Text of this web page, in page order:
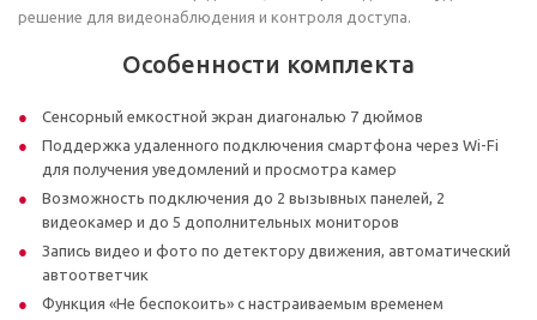
решение для видеонаблюдения и контроля доступа.
Особенности комплекта
Сенсорный емкостной экран диагональю 7 дюймов
Поддержка удаленного подключения смартфона через Wi-Fi
для получения уведомлений и просмотра камер
Возможность подключения до 2 вызывных панелей, 2
видеокамер и до 5 дополнительных мониторов
Запись видео и фото по детектору движения, автоматический
автоответчик
Функция «Не беспокоить» с настраиваемым временем